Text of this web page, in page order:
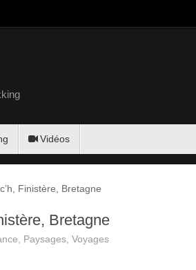
Vidéos
Finistère, Bretagne
Bretagne
, Paysages, Voyages